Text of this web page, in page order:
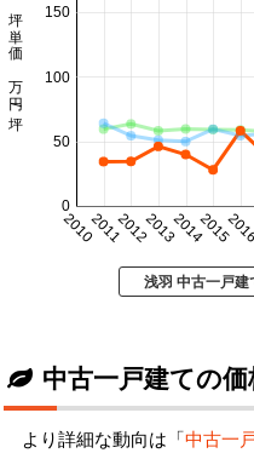
201020112012201320142015
0
50
100
150
坪単価 万円/坪
浅羽 中古一戸
中古一戸建ての
より詳細な動向は「中古一